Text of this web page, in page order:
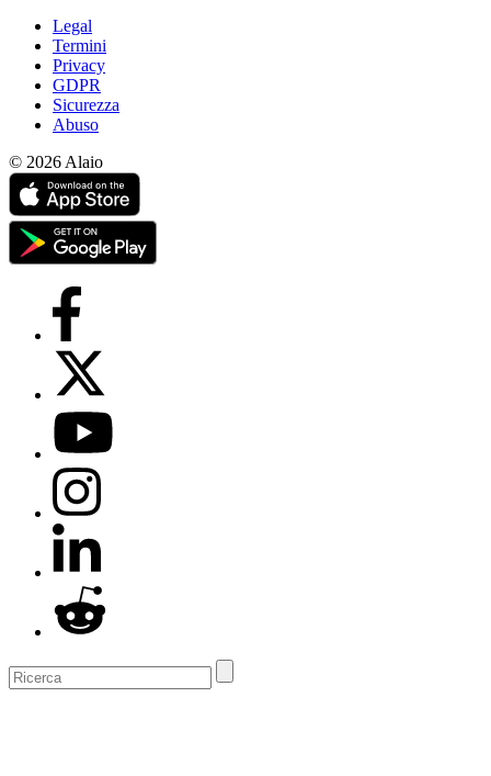
Legal
Termini
Privacy
GDPR
Sicurezza
Abuso
© 2026 Alaio